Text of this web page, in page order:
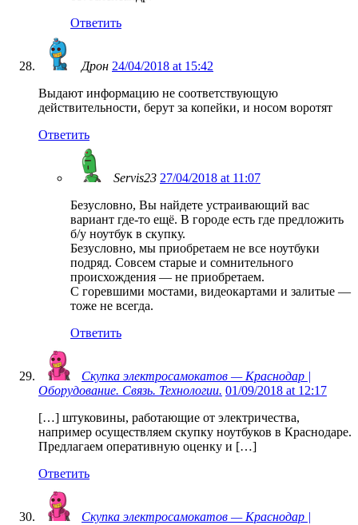
Ответить
Дрон 24/04/2018 at 15:42
Выдают информацию не соответствующую
действительности, берут за копейки, и носом воротят
Ответить
Servis23 27/04/2018 at 11:07
Безусловно, Вы найдете устраивающий вас
вариант где-то ещё. В городе есть где предложить
б/у ноутбук в скупку.
Безусловно, мы приобретаем не все ноутбуки
подряд. Совсем старые и сомнительного
происхождения — не приобретаем.
С горевшими мостами, видеокартами и залитые —
тоже не всегда.
Ответить
Скупка электросамокатов — Краснодар |
Оборудование. Связь. Технологии. 01/09/2018 at 12:17
[…] штуковины, работающие от электричества,
например осуществляем скупку ноутбуков в Краснодаре.
Предлагаем оперативную оценку и […]
Ответить
Скупка электросамокатов — Краснодар |